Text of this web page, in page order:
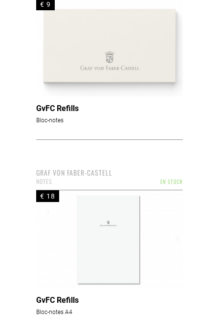
€ 9
GvFC Refills
Bloc-notes
GRAF VON FABER-CASTELL
EN STOCK
NOTES
€ 18
GvFC Refills
Bloc-notes A4